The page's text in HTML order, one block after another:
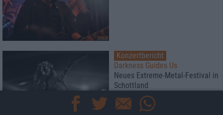
Konzertbericht
Darkness Guides Us
Neues Extreme-Metal-Festival in
Schottland